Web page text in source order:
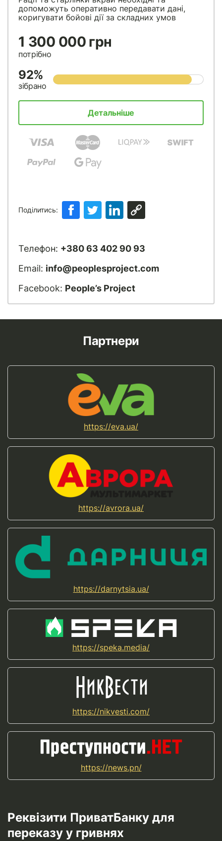
допоможуть оперативно передавати дані,
коригувати бойові дії за складних умов
1 300 000 грн
потрібно
92%
зібрано
Детальніше
Поділитись:
Телефон: +380 63 402 90 93
Email: info@peoplesproject.com
Facebook: People’s Project
Партнери
https://eva.ua/
https://avrora.ua/
https://darnytsia.ua/
https://speka.media/
https://nikvesti.com/
https://news.pn/
Реквізити ПриватБанку для
переказу у гривнях